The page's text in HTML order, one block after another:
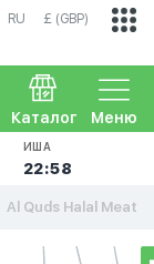
RU £ (GBP)
Меню
Каталог
ИША
22:58
Al Quds Halal Meat